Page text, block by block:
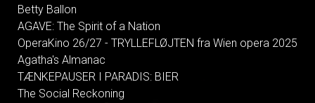
Betty Ballon
AGAVE: The Spirit of a Nation
OperaKino 26/27 - TRYLLEFLØJTEN fra Wien opera 2025
Agatha's Almanac
TÆNKEPAUSER I PARADIS: BIER
The Social Reckoning